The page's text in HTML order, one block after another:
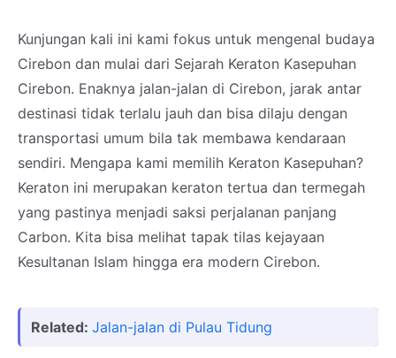
Kunjungan kali ini kami fokus untuk mengenal budaya
Cirebon dan mulai dari Sejarah Keraton Kasepuhan
Cirebon. Enaknya jalan-jalan di Cirebon, jarak antar
destinasi tidak terlalu jauh dan bisa dilaju dengan
transportasi umum bila tak membawa kendaraan
sendiri. Mengapa kami memilih Keraton Kasepuhan?
Keraton ini merupakan keraton tertua dan termegah
yang pastinya menjadi saksi perjalanan panjang
Carbon. Kita bisa melihat tapak tilas kejayaan
Kesultanan Islam hingga era modern Cirebon.
Related: Jalan-jalan di Pulau Tidung